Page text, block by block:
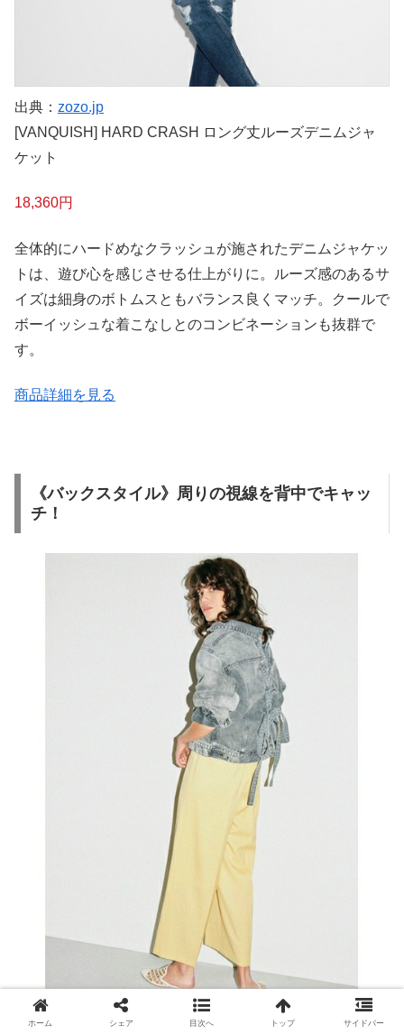
出典： zozo.jp
[VANQUISH] HARD CRASH ロング丈ルーズデニムジャ
ケット
18,360円
全体的にハードめなクラッシュが施されたデニムジャケッ
トは、遊び心を感じさせる仕上がりに。ルーズ感のあるサ
イズは細身のボトムスともバランス良くマッチ。クールで
ボーイッシュな着こなしとのコンビネーションも抜群で
す。
商品詳細を見る
《バックスタイル》周りの視線を背中でキャッ
チ！
出典：
ホーム シェア 目次へ トップ サイドバー